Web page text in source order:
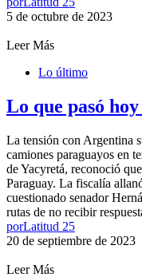
5 de octubre de 2023
Leer Más
Lo último
Lo que pasó
La tensión con Argentina
camiones paraguayos en
de Yacyretá, reconoció
Paraguay. La fiscalía
cuestionado senador
rutas de no recibir
porLatitud 25
20 de septiembre de 2023
Leer Más